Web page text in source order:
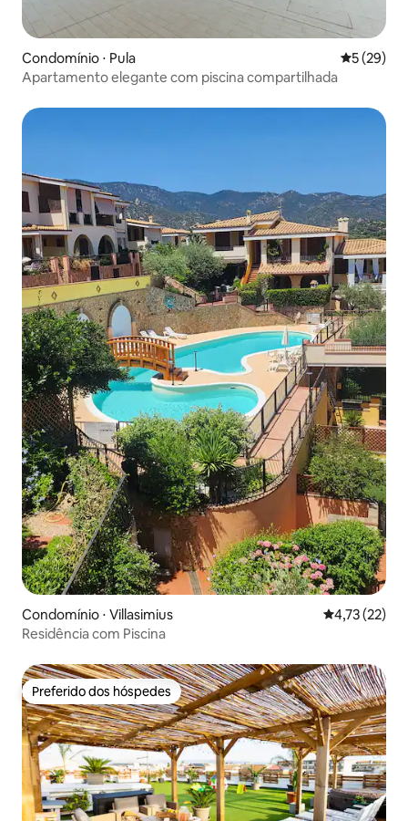
Condomínio ⋅ Pula 5 de uma
5 (29)
Apartamento elegante com piscina compartilhada
Condomínio ⋅ Villasimius 4,73 de uma
4,73 (22)
Residência com Piscina
Preferido dos hóspedes
Preferido dos hóspedes